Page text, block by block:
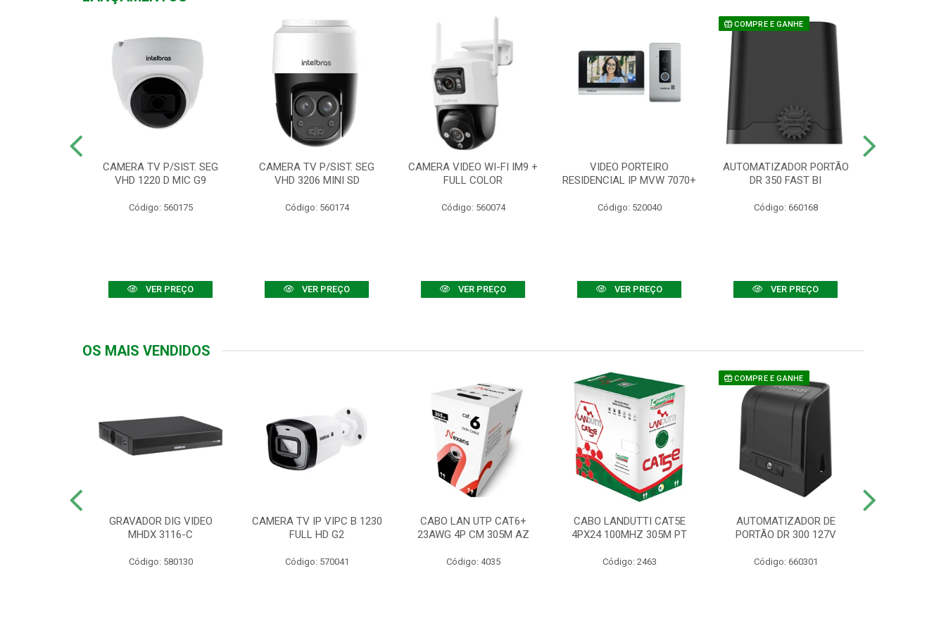
CAMERA TV P/SIST. SEG
VHD 1220 D MIC G9
Código: 560175
VER PREÇO
CAMERA TV P/SIST. SEG
VHD 3206 MINI SD
Código: 560174
VER PREÇO
CAMERA VIDEO WI-FI IM9 +
FULL COLOR
Código: 560074
VER PREÇO
VIDEO PORTEIRO
RESIDENCIAL IP MVW 7070+
Código: 520040
VER PREÇO
COMPRE E GANHE
AUTOMATIZADOR PORTÃO
DR 350 FAST BI
Código: 660168
VER PREÇO
OS MAIS VENDIDOS
GRAVADOR DIG VIDEO
MHDX 3116-C
Código: 580130
CAMERA TV IP VIPC B 1230
FULL HD G2
Código: 570041
CABO LAN UTP CAT6+
23AWG 4P CM 305M AZ
Código: 4035
CABO LANDUTTI CAT5E
4PX24 100MHZ 305M PT
Código: 2463
COMPRE E GANHE
AUTOMATIZADOR DE
PORTÃO DR 300 127V
Código: 660301